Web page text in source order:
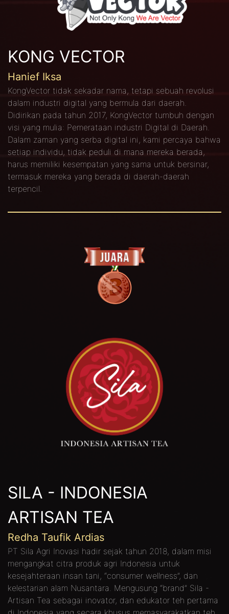
KONG VECTOR
Hanief Iksa
KongVector tidak sekadar nama, tetapi sebuah revolusi
dalam industri digital yang bermula dari daerah.
Didirikan pada tahun 2017, KongVector tumbuh dengan
visi yang mulia: Pemerataan industri Digital di Daerah.
Dalam zaman yang serba digital ini, kami percaya bahwa
setiap individu, tidak peduli di mana mereka berada,
harus memiliki kesempatan yang sama untuk bersinar,
termasuk mereka yang berada di daerah-daerah
terpencil.
SILA - INDONESIA
ARTISAN TEA
Redha Taufik Ardias
PT Sila Agri Inovasi hadir sejak tahun 2018, dalam misi
mengangkat citra produk agri Indonesia untuk
kesejahteraan insan tani, “consumer wellness”, dan
kelestarian alam Nusantara. Mengusung “brand” Sila -
Artisan Tea sebagai inovator, dan edukator teh pertama